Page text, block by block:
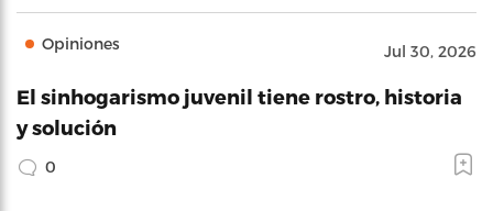
Opiniones Jul 30, 2026
El sinhogarismo juvenil tiene rostro, historia
y solución
0